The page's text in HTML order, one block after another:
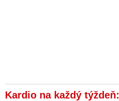
Kardio na každý týždeň: